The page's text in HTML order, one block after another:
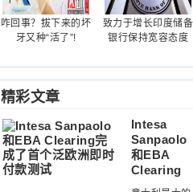
咋回事？拔下来的坏
牙又种“活了”!
致力于增长印度储备
银行保持宽容态度
精彩文章
Intesa
Sanpaolo
和EBA
Clearing